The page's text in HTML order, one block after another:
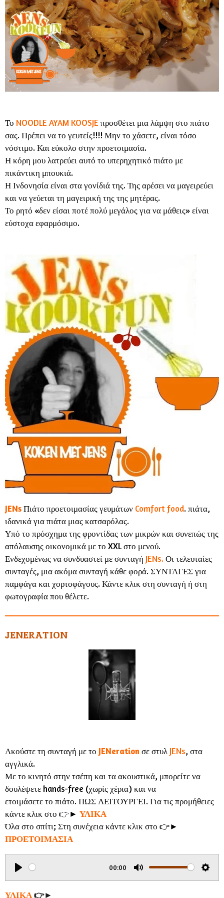
Το NOODLE AYAM KOOSJE προσθέτει μια λάμψη στο πιάτο
σας. Πρέπει να το γευτείς!!!! Μην το χάσετε, είναι τόσο
νόστιμο. Και εύκολο στην προετοιμασία.
Η κόρη μου λατρεύει αυτό το υπερηχητικό πιάτο με
πικάντικη μπουκιά.
Η Ινδονησία είναι στα γονίδιά της. Της αρέσει να μαγειρεύει
και να γεύεται τη μαγειρική της της μητέρας.
Το ρητό «δεν είσαι ποτέ πολύ μεγάλος για να μάθεις» είναι
εύστοχα εφαρμόσιμο.
JENs Πιάτο προετοιμασίας γευμάτων Comfort food. πιάτα,
ιδανικά για πιάτα μιας κατσαρόλας.
Υπό το πρόσχημα της φροντίδας των μικρών και συνεπώς της
απόλαυσης οικονομικά με το XXL στο μενού.
Ενδεχομένως να συνδυαστεί με συνταγή JENs. Οι τελευταίες
συνταγές, μια ακόμα συνταγή κάθε φορά. ΣΥΝΤΑΓΕΣ για
παμφάγα και χορτοφάγους. Κάντε κλικ στη συνταγή ή στη
φωτογραφία που θέλετε.
JENERATION
Ακούστε τη συνταγή με το JENeration σε στυλ JENs, στα
αγγλικά.
Με το κινητό στην τσέπη και τα ακουστικά, μπορείτε να
δουλέψετε hands-free (χωρίς χέρια) και να
ετοιμάσετε το πιάτο. ΠΩΣ ΛΕΙΤΟΥΡΓΕΙ. Για τις προμήθειες
κάντε κλικ στο 👉► ΥΛΙΚΑ
Όλα στο σπίτι; Στη συνέχεια κάντε κλικ στο 👉►
ΠΡΟΕΤΟΙΜΑΣΙΑ
P
l
00:00
M
S
ΥΛΙΚΑ👉►